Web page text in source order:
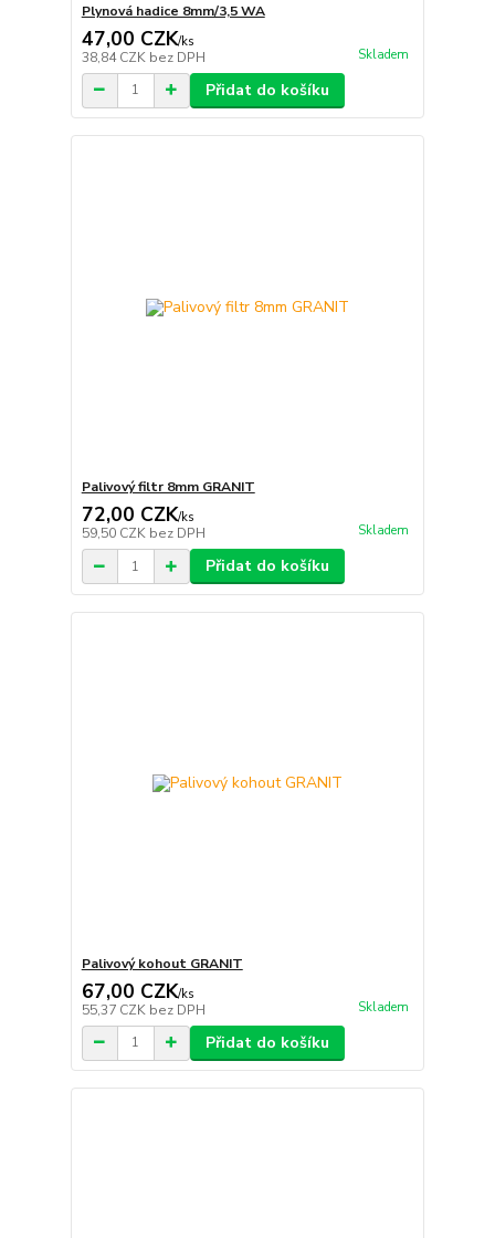
Plynová hadice 8mm/3,5 WA
47,00 CZK/ks
38,84 CZK bez DPH Skladem
Přidat do košíku
Palivový filtr 8mm GRANIT
72,00 CZK/ks
59,50 CZK bez DPH Skladem
Přidat do košíku
Palivový kohout GRANIT
67,00 CZK/ks
55,37 CZK bez DPH Skladem
Přidat do košíku